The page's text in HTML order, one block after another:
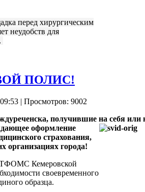
перед хирургическим
неудобств для
ПОЛИС!
| Просмотров: 9002
получившие на себя или
оформление
страхования,
организациях города!
Кемеровской
своевременного
образца.